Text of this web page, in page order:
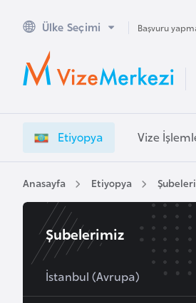
Ülke Seçimi Başvuru
Etiyopya Vize
Anasayfa Etiyopya
Şubelerimiz
İstanbul (Avrupa)
A
u
s
a
l
A
u
s